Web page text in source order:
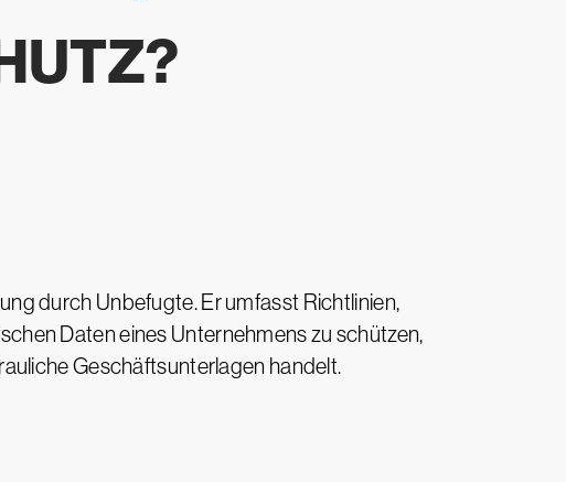
durch Unbefugte. Er umfasst Richtlinien,
Daten eines Unternehmens zu schützen,
Geschäftsunterlagen handelt.